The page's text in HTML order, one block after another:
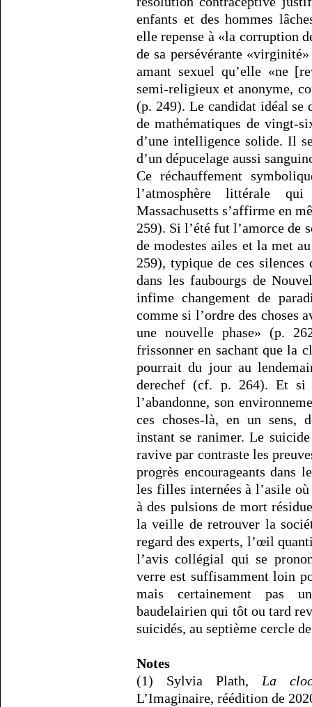
enfants et des hommes
elle repense à «la corruption
de sa persévérante
amant sexuel qu’elle «ne
semi-religieux et anonyme,
(p. 249). Le candidat idéal se
de mathématiques de vingt-
d’une intelligence solide. Il
d’un dépucelage aussi
Ce réchauffement
l’atmosphère littérale
Massachusetts s’affirme en
259). Si l’été fut l’amorce de
de modestes ailes et la met
259), typique de ces silences
dans les faubourgs de
infime changement de
comme si l’ordre des choses
une nouvelle phase» (p.
frissonner en sachant que la
pourrait du jour au
derechef (cf. p. 264). Et
l’abandonne, son
ces choses-là, en un sens,
instant se ranimer. Le
ravive par contraste les
progrès encourageants dans
les filles internées à l’asile
à des pulsions de mort
la veille de retrouver la
regard des experts, l’œil
l’avis collégial qui se
verre est suffisamment loin
mais certainement pas
baudelairien qui tôt ou tard
suicidés, au septième cercle
Notes
(1) Sylvia Plath, La
L’Imaginaire, réédition de